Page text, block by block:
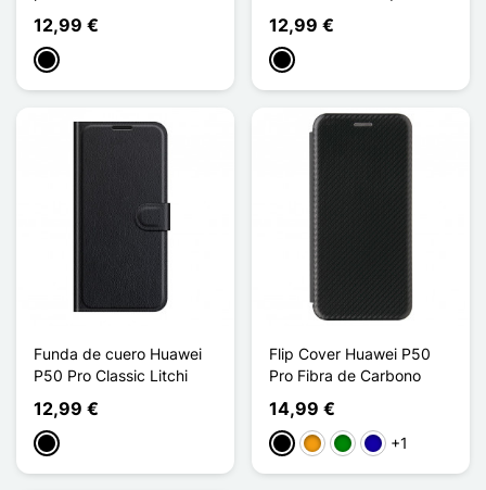
12,99 €
Negro
12,99 €
Negro
Funda de cuero Huawei
P50 Pro Classic Litchi
12,99 €
Negro
Flip Cover Huawei P50
Pro Fibra de Carbono
14,99 €
NegroNaranja
VerdeAzul oscuro
+1